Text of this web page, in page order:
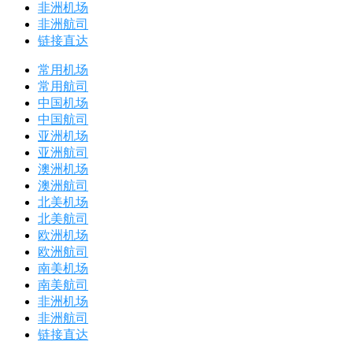
非洲机场
非洲航司
链接直达
常用机场
常用航司
中国机场
中国航司
亚洲机场
亚洲航司
澳洲机场
澳洲航司
北美机场
北美航司
欧洲机场
欧洲航司
南美机场
南美航司
非洲机场
非洲航司
链接直达